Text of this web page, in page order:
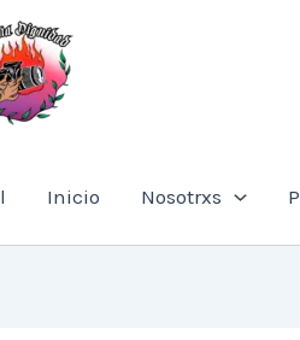
Inicio Nosotrxs